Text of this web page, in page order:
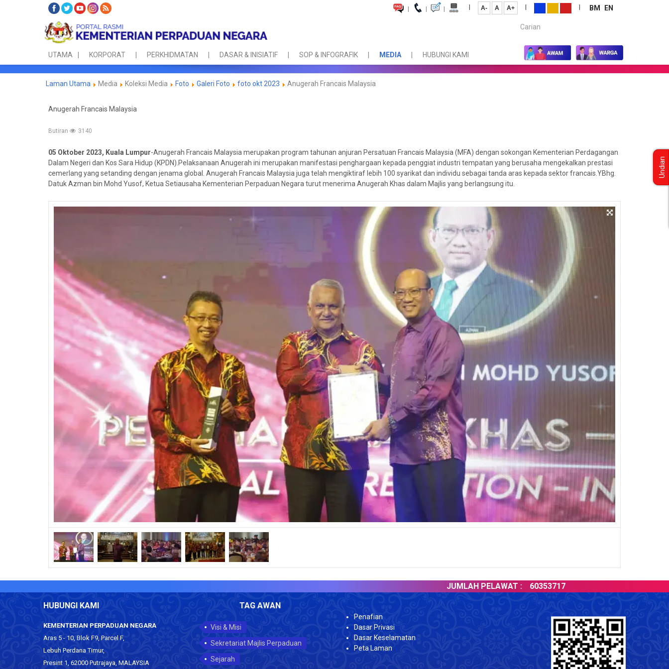
| | | | A- A A+ | | BM
EN
Carian...
UTAMA KORPORAT PERKHIDMATAN DASAR & INISIATIF SOP & INFOGRAFIK MEDIA HUBUNGI KAMI
Laman Utama Media Koleksi Media Foto Galeri Foto foto okt 2023 Anugerah Francais Malaysia
Anugerah Francais Malaysia
Butiran 3140
05 Oktober 2023, Kuala Lumpur-Anugerah Francais Malaysia merupakan program tahunan anjuran Persatuan Francais Malaysia (MFA) dengan sokongan Kementerian Perdagangan
Dalam Negeri dan Kos Sara Hidup (KPDN).Pelaksanaan Anugerah ini merupakan manifestasi penghargaan kepada penggiat industri tempatan yang berusaha mengekalkan prestasi
cemerlang yang setanding dengan jenama global. Anugerah Francais Malaysia juga telah mengiktiraf lebih 100 syarikat dan individu sebagai tanda aras kepada sektor francais.YBhg.
Datuk Azman bin Mohd Yusof, Ketua Setiausaha Kementerian Perpaduan Negara turut menerima Anugerah Khas dalam Majlis yang berlangsung itu.
JUMLAH PELAWAT : 60353717
HUBUNGI KAMI
KEMENTERIAN PERPADUAN NEGARA
Aras 5 - 10, Blok F9, Parcel F,
Lebuh Perdana Timur,
Presint 1, 62000 Putrajaya, MALAYSIA
TAG AWAN
Visi & Misi
Sekretariat Majlis Perpaduan
Sejarah
Penafian
Dasar Privasi
Dasar Keselamatan
Peta Laman
Undian